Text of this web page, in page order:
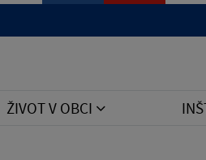
ŽIVOT V OBCI